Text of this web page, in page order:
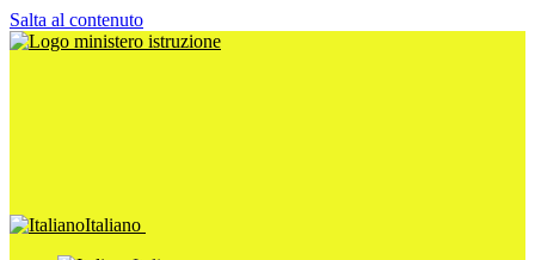
Salta al contenuto
Italiano